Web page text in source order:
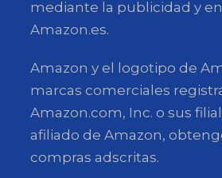
mediante la publicidad y
Amazon.es.
Amazon y el logotipo de
marcas comerciales
Amazon.com, Inc. o sus
afiliado de Amazon,
compras adscritas.